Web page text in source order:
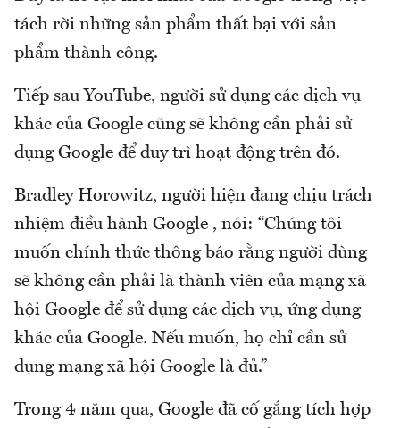
tách rời những sản phẩm thất bại với sản
phẩm thành công.
Tiếp sau YouTube, người sử dụng các dịch vụ
khác của Google cũng sẽ không cần phải sử
dụng Google để duy trì hoạt động trên đó.
Bradley Horowitz, người hiện đang chịu trách
nhiệm điều hành Google , nói: “Chúng tôi
muốn chính thức thông báo rằng người dùng
sẽ không cần phải là thành viên của mạng xã
hội Google để sử dụng các dịch vụ, ứng dụng
khác của Google. Nếu muốn, họ chỉ cần sử
dụng mạng xã hội Google là đủ.”
Trong 4 năm qua, Google đã cố gắng tích hợp